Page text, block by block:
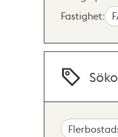
Fastighet: